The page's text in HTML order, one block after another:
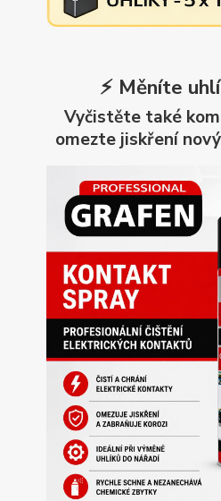
⚡ Měníte
Vyčistěte také
omezte jiskření